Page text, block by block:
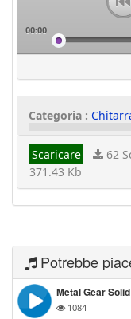
00:00
Categoria :
Scaricare 62
371.43 Kb
Potrebbe
Metal Gear
1084